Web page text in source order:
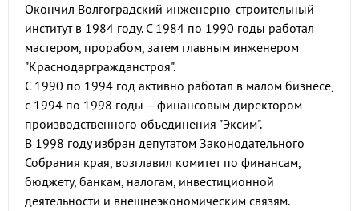
Окончил Волгоградский инженерно-строительный
институт в 1984 году. С 1984 по 1990 годы работал
мастером, прорабом, затем главным инженером
"Краснодаргражданстроя".
С 1990 по 1994 год активно работал в малом бизнесе,
с 1994 по 1998 годы – финансовым директором
производственного объединения "Эксим".
В 1998 году избран депутатом Законодательного
Собрания края, возглавил комитет по финансам,
бюджету, банкам, налогам, инвестиционной
деятельности и внешнеэкономическим связям.